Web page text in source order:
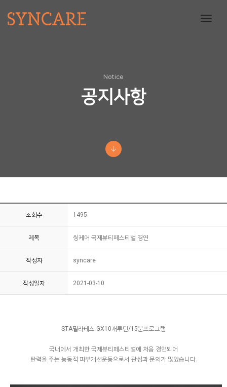
Notice
공지사항
조회수 1495
제목 씽케어 국제뷰티페스티벌 경연
작성자 syncare
작성일자 2021-03-10
STA필라테스 GX10개루틴/15분프로그램
국내에서 개최한 국제뷰티페스티벌에 처음 경연되어
탄력을 주는 능동적 피부개선운동으로서 관심과 문의가 많았습니다.